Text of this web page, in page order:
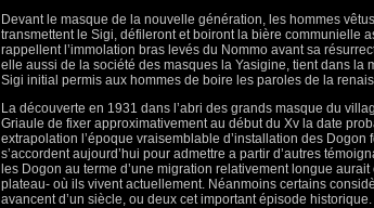
Devant le masque de la nouvelle génération, les hommes
transmettent le Sigi, défileront et boiront la bière communielle
rappellent l’immolation bras levés du Nommo avant sa
elle aussi de la société des masques la Yasigine, tient dans
Sigi initial permis aux hommes de boire les paroles de la
La découverte en 1931 dans l’abri des grands masque du
Griaule de fixer approximativement au début du Xv la date
extrapolation l’époque vraisemblable d’installation des
s’accordent aujourd’hui pour admettre a partir d’autres
les Dogon au terme d’une migration relativement longue
plateau- où ils vivent actuellement. Néanmoins certains
avancent d’un siècle, ou deux cet important épisode historique.